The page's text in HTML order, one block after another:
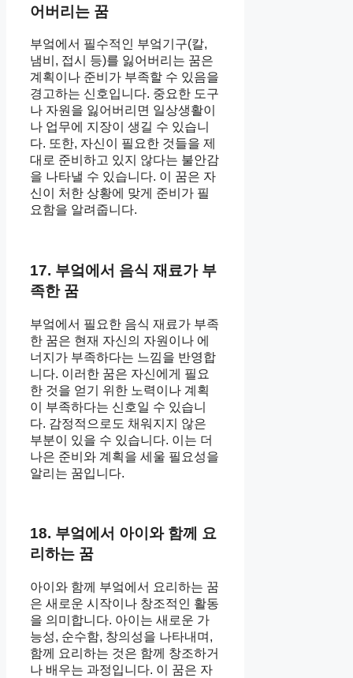
어버리는 꿈
부엌에서 필수적인 부엌기구(칼,
냄비, 접시 등)를 잃어버리는 꿈은
계획이나 준비가 부족할 수 있음을
경고하는 신호입니다. 중요한 도구
나 자원을 잃어버리면 일상생활이
나 업무에 지장이 생길 수 있습니
다. 또한, 자신이 필요한 것들을 제
대로 준비하고 있지 않다는 불안감
을 나타낼 수 있습니다. 이 꿈은 자
신이 처한 상황에 맞게 준비가 필
요함을 알려줍니다.
17. 부엌에서 음식 재료가 부
족한 꿈
부엌에서 필요한 음식 재료가 부족
한 꿈은 현재 자신의 자원이나 에
너지가 부족하다는 느낌을 반영합
니다. 이러한 꿈은 자신에게 필요
한 것을 얻기 위한 노력이나 계획
이 부족하다는 신호일 수 있습니
다. 감정적으로도 채워지지 않은
부분이 있을 수 있습니다. 이는 더
나은 준비와 계획을 세울 필요성을
알리는 꿈입니다.
18. 부엌에서 아이와 함께 요
리하는 꿈
아이와 함께 부엌에서 요리하는 꿈
은 새로운 시작이나 창조적인 활동
을 의미합니다. 아이는 새로운 가
능성, 순수함, 창의성을 나타내며,
함께 요리하는 것은 함께 창조하거
나 배우는 과정입니다. 이 꿈은 자